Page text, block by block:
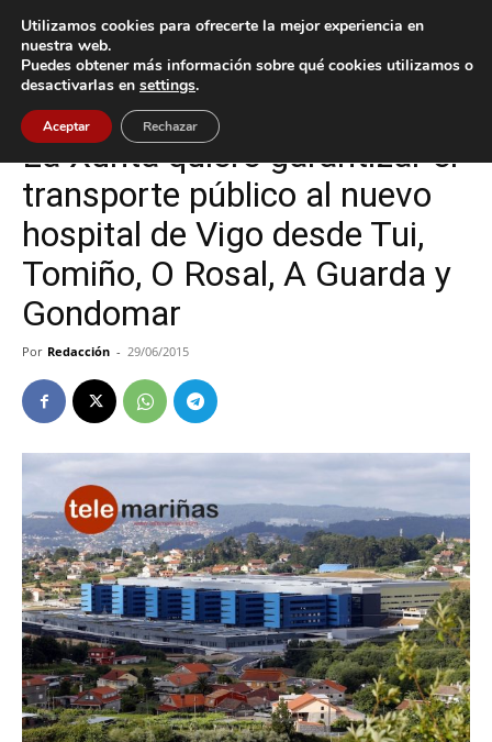
Inicio Oia
Oia
La Xunta quiere garantizar el
transporte público al nuevo
hospital de Vigo desde Tui,
Tomiño, O Rosal, A Guarda y
Gondomar
Por Redacción - 29/06/2015
Utilizamos cookies para ofrecerte la mejor experiencia en
nuestra web.
Puedes obtener más información sobre qué cookies utilizamos o
desactivarlas en settings.
Aceptar Rechazar